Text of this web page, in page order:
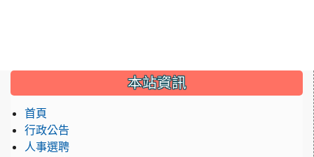
::: 本站資訊
首頁
行政公告
人事選聘